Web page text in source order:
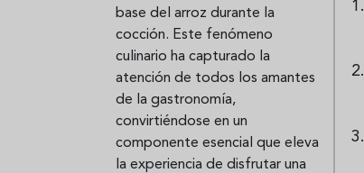
base del arroz durante la
cocción. Este fenómeno
culinario ha capturado la
atención de todos los amantes
de la gastronomía,
convirtiéndose en un
componente esencial que eleva
la experiencia de disfrutar una